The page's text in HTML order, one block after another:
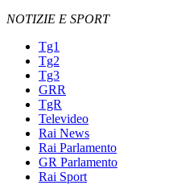
NOTIZIE E SPORT
Tg1
Tg2
Tg3
GRR
TgR
Televideo
Rai News
Rai Parlamento
GR Parlamento
Rai Sport